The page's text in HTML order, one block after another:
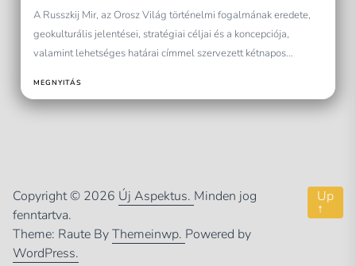
A Russzkij Mir, az Orosz Világ történelmi fogalmának eredete,
geokulturális jelentései, stratégiai céljai és a koncepciója,
valamint lehetséges határai címmel szervezett kétnapos
MEGNYITÁS
Copyright © 2026 Új Aspektus. Minden jog
fenntartva.
Theme: Raute ByThemeinwp. Powered by
WordPress.
Up
↑